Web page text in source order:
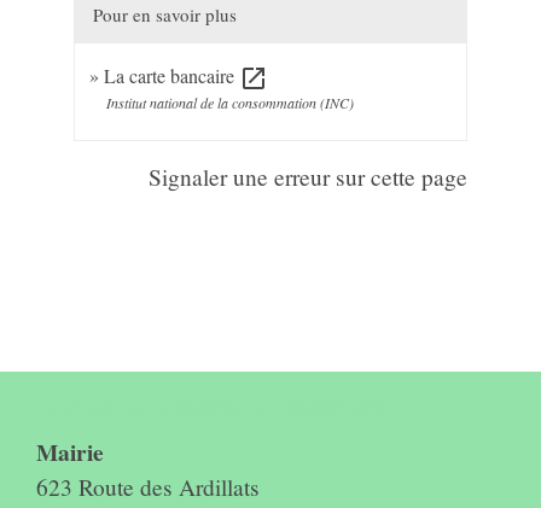
Pour en savoir plus
La carte bancaire open_in_new
Institut national de la consommation (INC)
Signaler une erreur sur cette page
Mairie
623 Route des Ardillats